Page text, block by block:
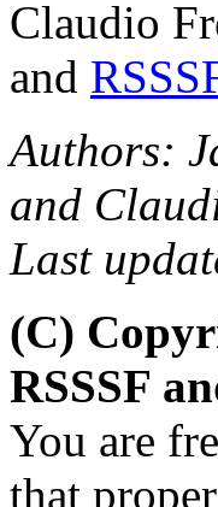
Claudio
and
Authors:
and
Last
(C)
RSSSF
You are
that